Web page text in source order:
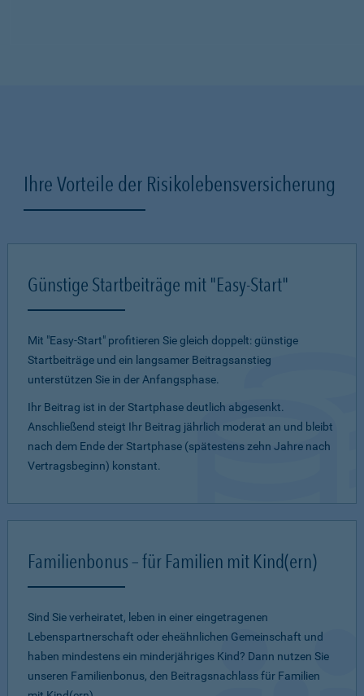
Ihre Vorteile der Risikolebensversicherung
Günstige Startbeiträge mit "Easy-Start"
Mit "Easy-Start" profitieren Sie gleich doppelt: günstige
Startbeiträge und ein lang­samer Beitragsanstieg
unterstützen Sie in der Anfangsphase.
Ihr Beitrag ist in der Startphase deutlich abgesenkt.
Anschließend steigt Ihr Beitrag jährlich moderat an und bleibt
nach dem Ende der Startphase (spätestens zehn Jahre nach
Vertragsbeginn) konstant.
Familienbonus – für Familien mit Kind(ern)
Sind Sie verheiratet, leben in einer eingetragenen
Lebenspartnerschaft oder eheähnlichen Gemeinschaft und
haben mindestens ein minderjähriges Kind? Dann nutzen Sie
unseren Familienbonus, den Beitragsnachlass für Familien